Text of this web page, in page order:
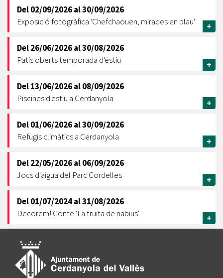
Del02/09/2026al30/09/2026
Exposició fotogràfica 'Chefchaouen, mirades en blau'
+
Del26/06/2026al30/08/2026
Patis oberts temporada d'estiu
+
Del13/06/2026al08/09/2026
Piscines d'estiu a Cerdanyola
+
Del01/06/2026al30/09/2026
Refugis climàtics a Cerdanyola
+
Del22/05/2026al06/09/2026
Jocs d'aigua del Parc Cordelles
+
Del01/07/2024al31/08/2026
Decorem! Conte 'La truita de nabius'
+